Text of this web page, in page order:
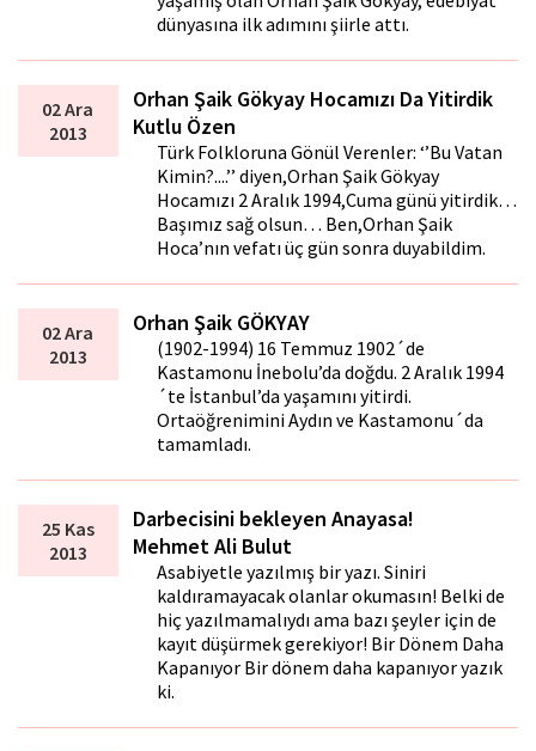
dünyasına ilk adımını şiirle attı.
02 Ara
2013
Orhan Şaik Gökyay Hocamızı Da Yitirdik
Kutlu Özen
Türk Folkloruna Gönül Verenler: ‘’Bu Vatan
Kimin?....’’ diyen,Orhan Şaik Gökyay
Hocamızı 2 Aralık 1994,Cuma günü yitirdik…
Başımız sağ olsun… Ben,Orhan Şaik
Hoca’nın vefatı üç gün sonra duyabildim.
02 Ara
2013
Orhan Şaik GÖKYAY
(1902-1994) 16 Temmuz 1902´de
Kastamonu İnebolu’da doğdu. 2 Aralık 1994
´te İstanbul’da yaşamını yitirdi.
Ortaöğrenimini Aydın ve Kastamonu´da
tamamladı.
25 Kas
2013
Darbecisini bekleyen Anayasa!
Mehmet Ali Bulut
Asabiyetle yazılmış bir yazı. Siniri
kaldıramayacak olanlar okumasın! Belki de
hiç yazılmamalıydı ama bazı şeyler için de
kayıt düşürmek gerekiyor! Bir Dönem Daha
Kapanıyor Bir dönem daha kapanıyor yazık
ki.